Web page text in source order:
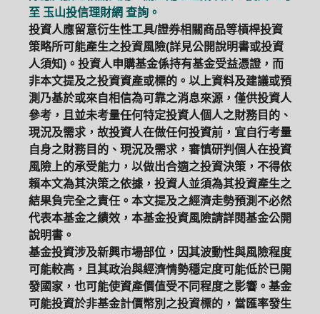
至 玉山投信理財網 查詢。
投資人應留意衍生性工具/證券相關商品等槓桿投資
策略所可能產生之投資風險(詳見公開說明書或投資
人須知)。投資人申購基金係持有基金受益憑證，而
非本文提及之投資資產或標的。以上資料及建議或預
測乃基於或來自相信為可靠之消息來源，僅供投資人
參考，且並未考量任何特定投資人個人之財務目的、
現況及需求，故投資人在做任何投資前，宜自行考量
自身之財務目的、現況及需求，審慎研判個人在投資
風險上的承受能力，以做出合適之投資決策，不得依
賴本文為其決策之依據，投資人並須為其投資產生之
結果負完全之責任。本文提及之經濟走勢預測不必然
代表本基金之績效，本基金投資風險請詳閱基金公開
說明書。
基金投資涉及新興市場部位，因其波動性與風險程度
可能較高，且其政治與經濟情勢穩定度可能低於已開
發國家，也可能使資產價值受不同程度之影響。基金
可能投資於非基金計價幣別之投資標的，當匯率發生